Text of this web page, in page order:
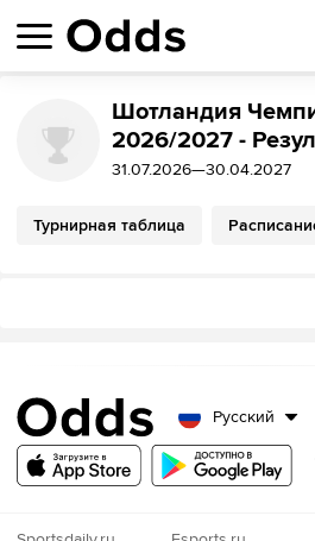
Шотландия
2026/2027 -
31.07.2026—30.04.2027
Турнирная таблица
Русский